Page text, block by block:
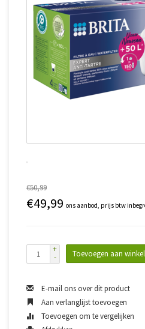
€50,99
€49,99 ons aanbod, prijs btw
+
-
Toevoegen aan
E-mail ons over dit product
Aan verlanglijst toevoegen
Toevoegen om te vergelijken